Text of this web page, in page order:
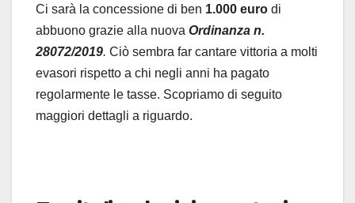
Ci sarà la concessione di ben 1.000 euro di
abbuono grazie alla nuova Ordinanza n.
28072/2019. Ciò sembra far cantare vittoria a molti
evasori rispetto a chi negli anni ha pagato
regolarmente le tasse. Scopriamo di seguito
maggiori dettagli a riguardo.